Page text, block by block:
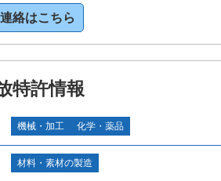
絡はこちら
特許情報
機械・加工 化学・薬品
材料・素材の製造